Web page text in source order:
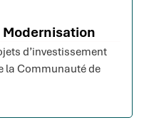
d’investissement
la Communauté de